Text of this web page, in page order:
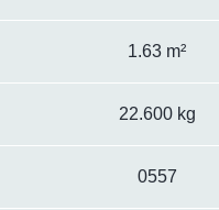
1.63 m²
22.600 kg
0557